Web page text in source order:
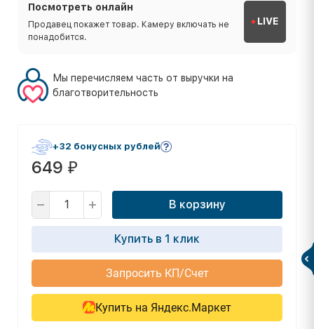
Посмотреть онлайн
Продавец покажет товар. Камеру включать не
понадобится.
LIVE
Мы перечисляем часть от выручки на
благотворительность
+32 бонусных рублей
649 ₽
В корзину
Купить в 1 клик
Запросить КП/Счет
Купить на Яндекс.Маркет